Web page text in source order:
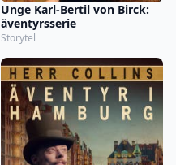
Unge Karl-Bertil von Birck:
äventyrsserie
Storytel